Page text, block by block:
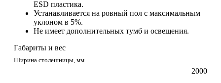
ESD пластика.
Устанавливается на ровный пол с максимальным
уклоном в 5%.
Не имеет дополнительных тумб и освещения.
Габариты и вес
Ширина столешницы, мм
2000